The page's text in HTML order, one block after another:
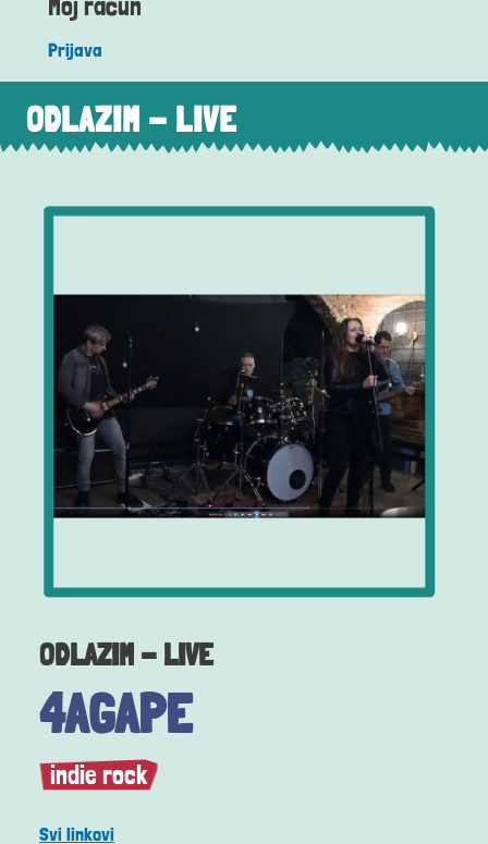
Prijava
ODLAZIM - LIVE
ODLAZIM - LIVE
4AGAPE
indie rock
Svi linkovi